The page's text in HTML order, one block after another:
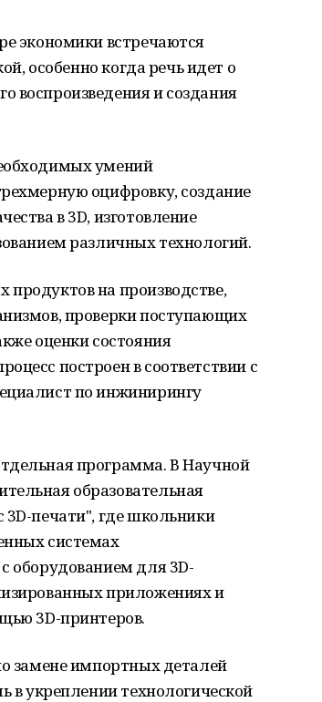
экономики встречаются
особенно когда речь идет о
воспроизведения и создания
умений
оцифровку, создание
в 3D, изготовление
различных технологий.
на производстве,
проверки поступающих
оценки состояния
построен в соответствии с
по инжинирингу
программа. В Научной
образовательная
печати", где школьники
системах
оборудованием для 3D-
приложениях и
3D-принтеров.
замене импортных деталей
в укреплении технологической